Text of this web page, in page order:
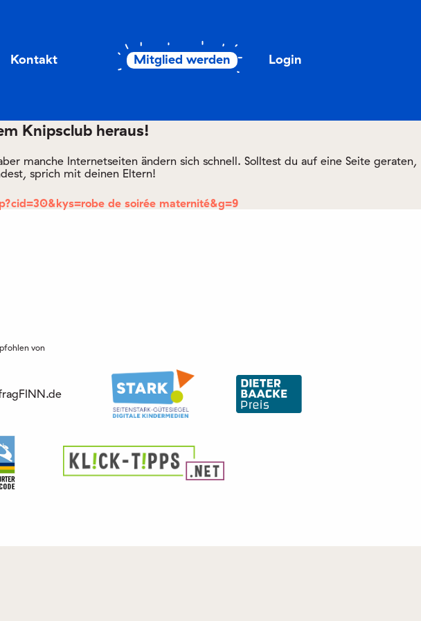
Kontakt Mitglied werden Login
Knipsclub heraus!
manche Internetseiten ändern sich schnell. Solltest du auf eine Seite geraten,
sprich mit deinen Eltern!
de soirée maternité&g=9
von